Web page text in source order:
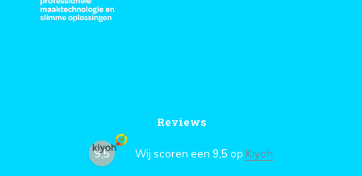
Reviews
9,5 Wij scoren een 9,5 op Kiyoh